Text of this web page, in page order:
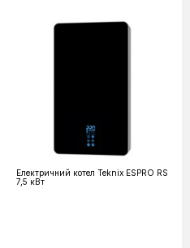
Електричний котел Teknix ESPRO RS
7,5 кВт